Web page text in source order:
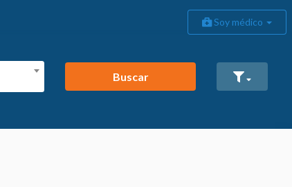
Soy médico
Buscar